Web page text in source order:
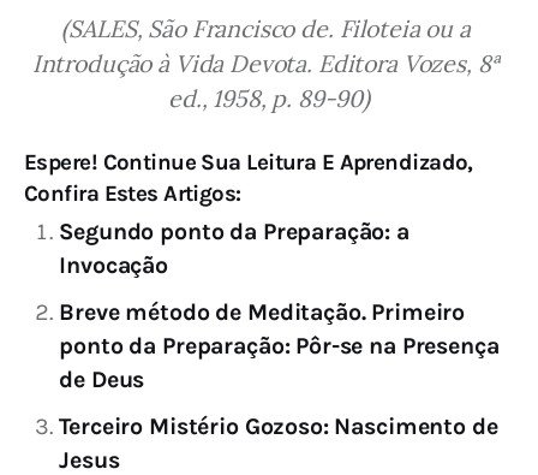
(SALES, São Francisco de. Filoteia ou a
Introdução à Vida Devota. Editora Vozes, 8ª
ed., 1958, p. 89-90)
Espere! Continue Sua Leitura E Aprendizado,
Confira Estes Artigos:
Segundo ponto da Preparação: a
Invocação
Breve método de Meditação. Primeiro
ponto da Preparação: Pôr-se na Presença
de Deus
Terceiro Mistério Gozoso: Nascimento de
Jesus